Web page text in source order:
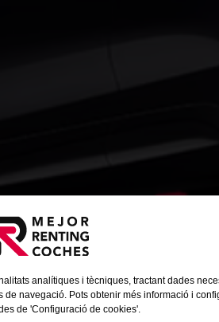
analítiques i tècniques, tractant dades
de navegació. Pots obtenir més informació i
de 'Configuració de cookies'.